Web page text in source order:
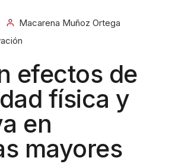
Macarena Muñoz Ortega
efectos de
física y
en
mayores